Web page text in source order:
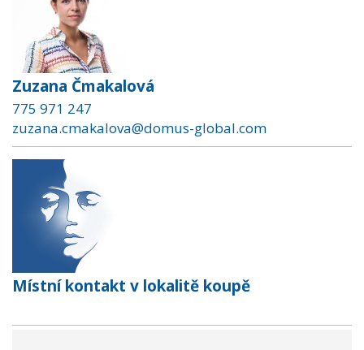
Zuzana Čmakalová
775 971 247
zuzana.cmakalova@domus-global.com
Místní kontakt v lokalitě koupě